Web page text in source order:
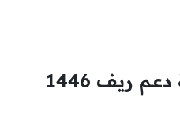
ريف 1446